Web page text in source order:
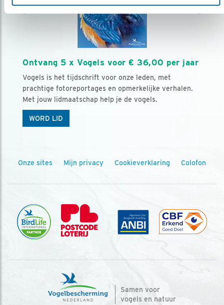
Ontvang 5 x Vogels voor € 36,00 per jaar
Vogels is het tijdschrift voor onze leden, met
prachtige fotoreportages en opmerkelijke verhalen.
Met jouw lidmaatschap help je de vogels.
WORD LID
Onze sites Mijn privacy Cookieverklaring Colofon
Samen voor
vogels en natuur